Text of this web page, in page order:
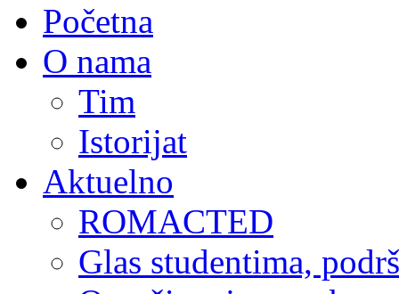
Početna
O nama
Tim
Istorijat
Aktuelno
ROMACTED
Glas studentima,